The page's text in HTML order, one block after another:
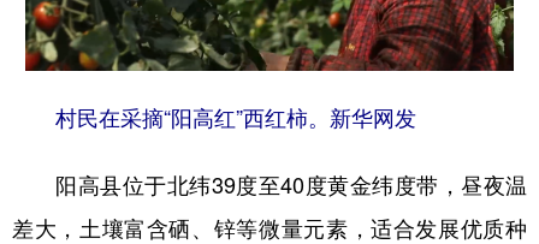
Deutsch Português
村民在采摘“阳高红”西红柿。新华网发
阳高县位于北纬39度至40度黄金纬度带，昼夜温
差大，土壤富含硒、锌等微量元素，适合发展优质种